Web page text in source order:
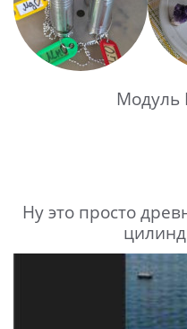
Модуль
Ну это просто